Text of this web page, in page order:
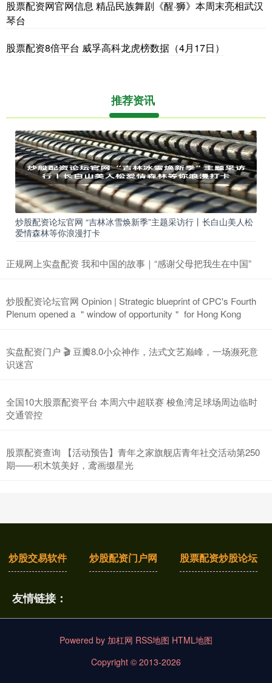
股票配资网官网信息 精品民族舞剧《醒·狮》本周末亮相武汉
琴台
股票配资8倍平台 威孚高科龙虎榜数据（4月17日）
推荐资讯
炒股配资论坛官网 “吉林冰雪焕新季”主题采访行丨长白山美人松
爱情森林等你浪漫打卡
正规网上实盘配资 我和中国的故事｜“感谢父母把我生在中国”
炒股配资论坛官网 Opinion | Strategic blueprint of CPC's Fourth
Plenum opened a ＂window of opportunity＂ for Hong Kong
实盘配资门户 🎬 豆瓣8.0小众神作，法式文艺巅峰，一场濒死意
识迷宫
全国10大股票配资平台 本周六中超联赛 梭鱼湾足球场周边临时
交通管控
股票配资查询 【活动预告】青年之家旗舰店青年社交活动第250
期——积木筑美好，鸢画缀星光
炒股交易软件 炒股配资门户网 股票配资炒股论坛
友情链接：
Powered by 加杠网 RSS地图 HTML地图
Copyright © 2013-2026